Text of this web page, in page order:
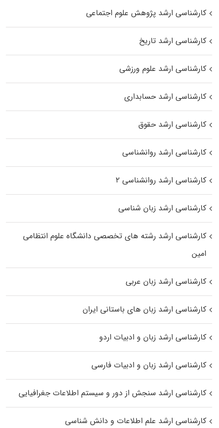
کارشناسی ارشد پژوهش علوم اجتماعی
کارشناسی ارشد تاریخ
کارشناسی ارشد علوم ورزشی
کارشناسی ارشد حسابداری
کارشناسی ارشد حقوق
کارشناسی ارشد روانشناسی
کارشناسی ارشد روانشناسی ۲
کارشناسی ارشد زبان شناسی
کارشناسی ارشد رﺷﺘﻪ ﻫﺎی تخصصی داﻧﺸﮕﺎه ﻋﻠﻮم انتظامی
اﻣﻴﻦ
کارشناسی ارشد زبان عربی
کارشناسی ارشد زبان‌ های باستانی ایران
کارشناسی ارشد زبان و ادبیات اردو
کارشناسی ارشد زبان و ادبیات فارسی
کارشناسی ارشد سنجش از دور و سیستم اطلاعات جغرافیایی
کارشناسی ارشد علم اطلاعات و دانش شناسی